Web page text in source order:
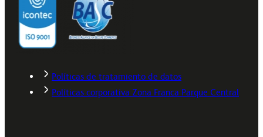
Políticas de tratamiento de datos
Políticas corporativa Zona Franca Parque Central